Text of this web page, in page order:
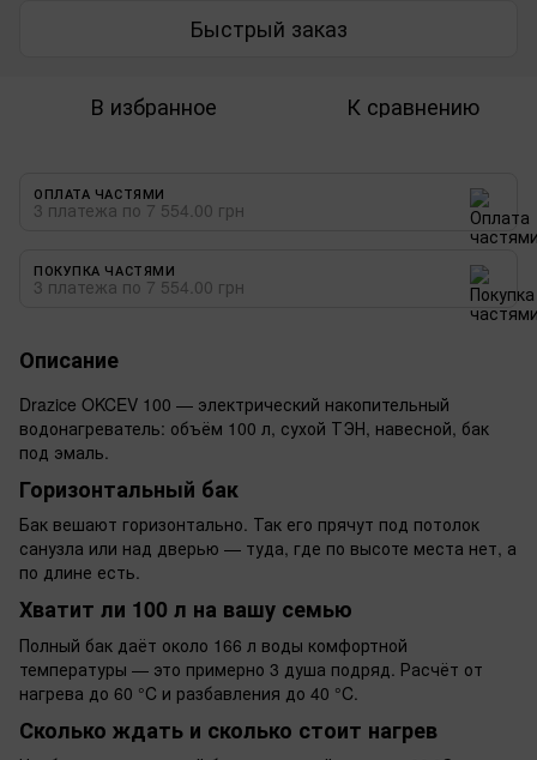
Быстрый заказ
В избранное К сравнению
ОПЛАТА ЧАСТЯМИ
3 платежа по 7 554.00 грн
ПОКУПКА ЧАСТЯМИ
3 платежа по 7 554.00 грн
Описание
Drazice OKCEV 100 — электрический накопительный
водонагреватель: объём 100 л, сухой ТЭН, навесной, бак
под эмаль.
Горизонтальный бак
Бак вешают горизонтально. Так его прячут под потолок
санузла или над дверью — туда, где по высоте места нет, а
по длине есть.
Хватит ли 100 л на вашу семью
Полный бак даёт около 166 л воды комфортной
температуры — это примерно 3 душа подряд. Расчёт от
нагрева до 60 °C и разбавления до 40 °C.
Сколько ждать и сколько стоит нагрев